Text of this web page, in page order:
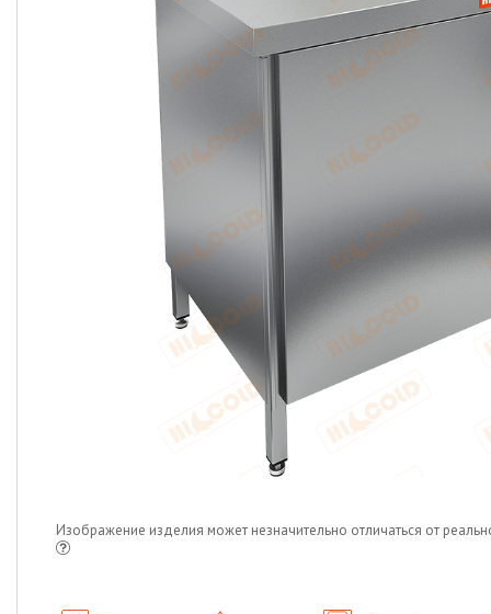
Изображение изделия может незначительно отличаться от